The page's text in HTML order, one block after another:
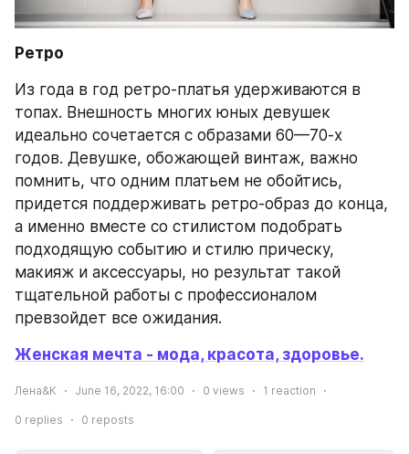
Ретро
Из года в год ретро-платья удерживаются в
топах. Внешность многих юных девушек
идеально сочетается с образами 60—70-х
годов. Девушке, обожающей винтаж, важно
помнить, что одним платьем не обойтись,
придется поддерживать ретро-образ до конца,
а именно вместе со стилистом подобрать
подходящую событию и стилю прическу,
макияж и аксессуары, но результат такой
тщательной работы с профессионалом
превзойдет все ожидания.
Женская мечта - мода, красота, здоровье.
Лена&К June 16, 2022, 16:00 0 views 1 reaction
0 replies 0 reposts